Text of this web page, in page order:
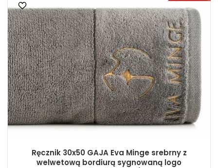
Ręcznik 30x50 GAJA Eva Minge srebrny z
welwetową bordiurą sygnowaną logo